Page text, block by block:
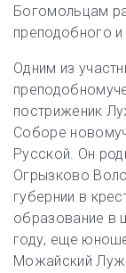
Богомольцам
преподобного
Одним из
постриженик
Соборе
Русской. Он
Огрызково
губернии в
образование в
году, еще
Можайский